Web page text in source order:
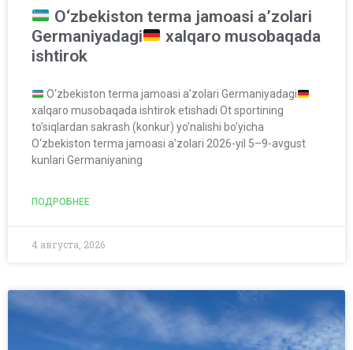
O‘zbekiston terma jamoasi a’zolari
Germaniyadagi
xalqaro musobaqada
ishtirok
O‘zbekiston terma jamoasi a’zolari Germaniyadagi
xalqaro musobaqada ishtirok etishadi Ot sportining
to’siqlardan sakrash (konkur) yo’nalishi bo’yicha
O‘zbekiston terma jamoasi a’zolari 2026-yil 5–9-avgust
kunlari Germaniyaning
ПОДРОБНЕЕ
4 августа, 2026